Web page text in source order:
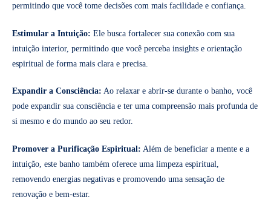
permitindo que você tome decisões com mais facilidade e confiança.
Estimular a Intuição: Ele busca fortalecer sua conexão com sua
intuição interior, permitindo que você perceba insights e orientação
espiritual de forma mais clara e precisa.
Expandir a Consciência: Ao relaxar e abrir-se durante o banho, você
pode expandir sua consciência e ter uma compreensão mais profunda de
si mesmo e do mundo ao seu redor.
Promover a Purificação Espiritual: Além de beneficiar a mente e a
intuição, este banho também oferece uma limpeza espiritual,
removendo energias negativas e promovendo uma sensação de
renovação e bem-estar.